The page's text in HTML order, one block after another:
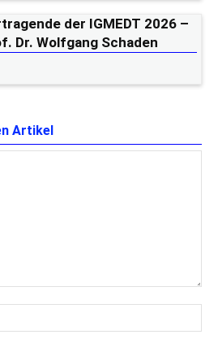
der IGMEDT 2026 –
Dr. Wolfgang Schaden
Artikel